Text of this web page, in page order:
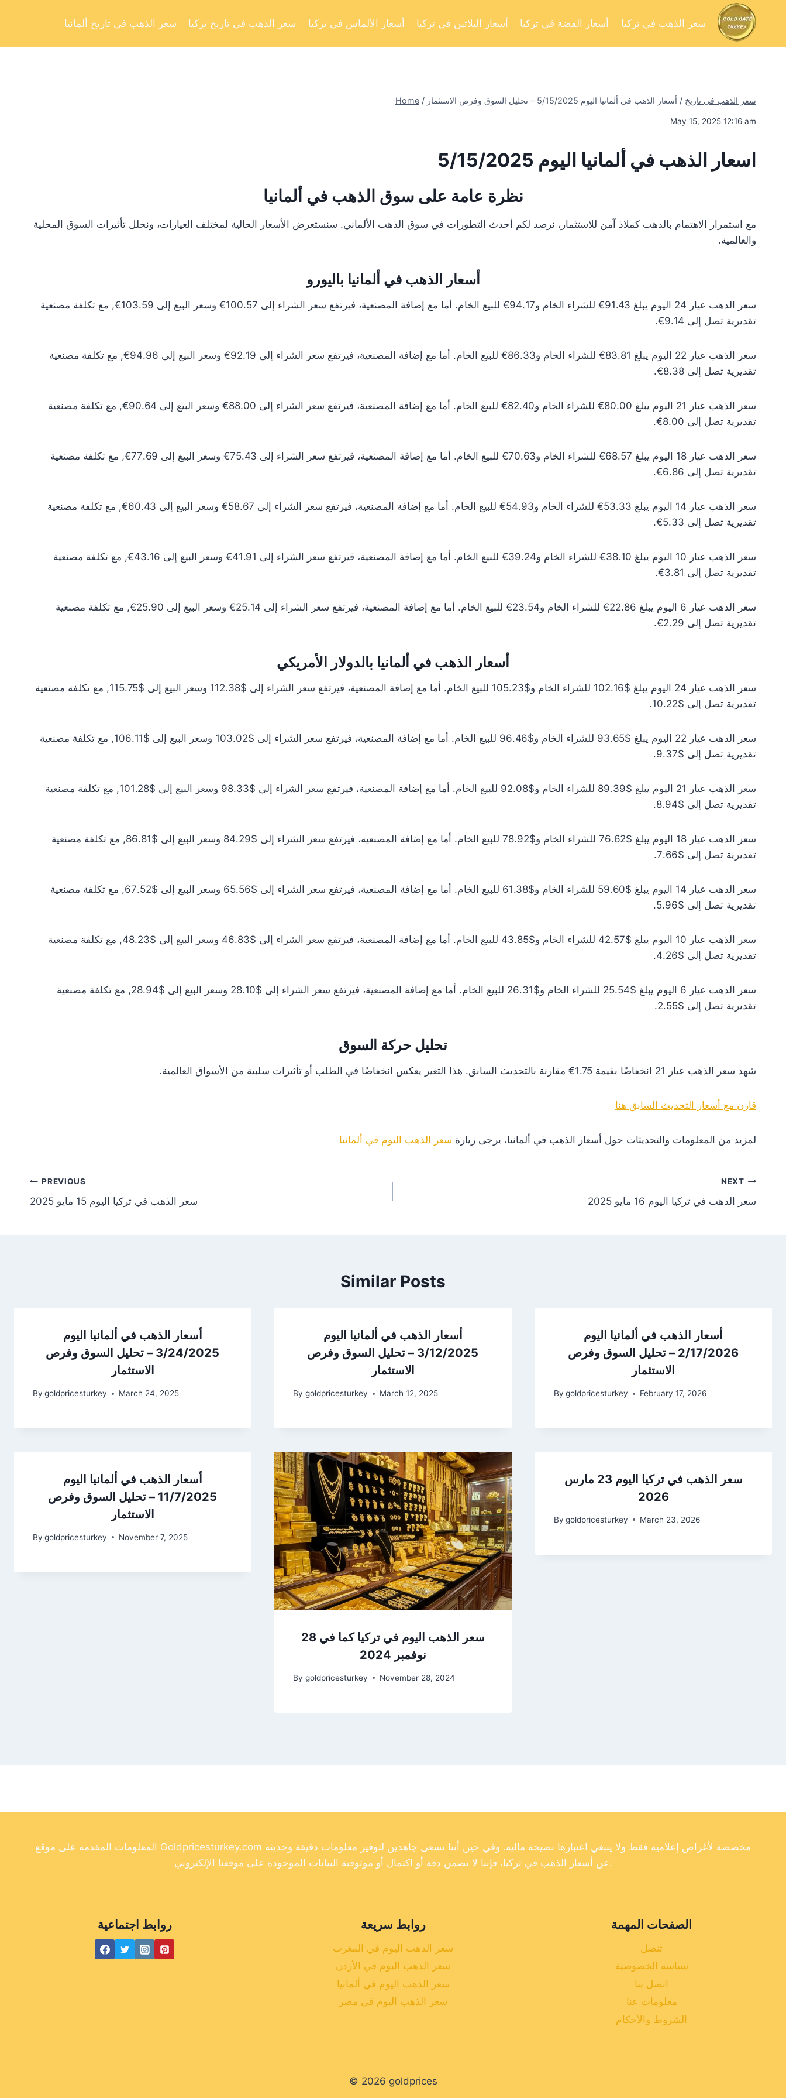
سعر الذهب في تاريخ ألمانيا سعر الذهب في تاريخ تركيا أسعار الألماس في تركيا أسعار البلاتين في تركيا أسعار الفضة في تركيا سعر الذهب في تركيا
Home / سعر الذهب في تاريخ / أسعار الذهب في ألمانيا اليوم 5/15/2025 – تحليل السوق وفرص الاستثمار
May 15, 2025 12:16 am
اسعار الذهب في ألمانيا اليوم 5/15/2025
نظرة عامة على سوق الذهب في ألمانيا
مع استمرار الاهتمام بالذهب كملاذ آمن للاستثمار، نرصد لكم أحدث التطورات في سوق الذهب الألماني. سنستعرض الأسعار الحالية لمختلف العيارات، ونحلل تأثيرات السوق المحلية
والعالمية.
أسعار الذهب في ألمانيا باليورو
سعر الذهب عيار 24 اليوم يبلغ 91.43€ للشراء الخام و94.17€ للبيع الخام. أما مع إضافة المصنعية، فيرتفع سعر الشراء إلى 100.57€ وسعر البيع إلى 103.59€, مع تكلفة مصنعية
تقديرية تصل إلى 9.14€.
سعر الذهب عيار 22 اليوم يبلغ 83.81€ للشراء الخام و86.33€ للبيع الخام. أما مع إضافة المصنعية، فيرتفع سعر الشراء إلى 92.19€ وسعر البيع إلى 94.96€, مع تكلفة مصنعية
تقديرية تصل إلى 8.38€.
سعر الذهب عيار 21 اليوم يبلغ 80.00€ للشراء الخام و82.40€ للبيع الخام. أما مع إضافة المصنعية، فيرتفع سعر الشراء إلى 88.00€ وسعر البيع إلى 90.64€, مع تكلفة مصنعية
تقديرية تصل إلى 8.00€.
سعر الذهب عيار 18 اليوم يبلغ 68.57€ للشراء الخام و70.63€ للبيع الخام. أما مع إضافة المصنعية، فيرتفع سعر الشراء إلى 75.43€ وسعر البيع إلى 77.69€, مع تكلفة مصنعية
تقديرية تصل إلى 6.86€.
سعر الذهب عيار 14 اليوم يبلغ 53.33€ للشراء الخام و54.93€ للبيع الخام. أما مع إضافة المصنعية، فيرتفع سعر الشراء إلى 58.67€ وسعر البيع إلى 60.43€, مع تكلفة مصنعية
تقديرية تصل إلى 5.33€.
سعر الذهب عيار 10 اليوم يبلغ 38.10€ للشراء الخام و39.24€ للبيع الخام. أما مع إضافة المصنعية، فيرتفع سعر الشراء إلى 41.91€ وسعر البيع إلى 43.16€, مع تكلفة مصنعية
تقديرية تصل إلى 3.81€.
سعر الذهب عيار 6 اليوم يبلغ 22.86€ للشراء الخام و23.54€ للبيع الخام. أما مع إضافة المصنعية، فيرتفع سعر الشراء إلى 25.14€ وسعر البيع إلى 25.90€, مع تكلفة مصنعية
تقديرية تصل إلى 2.29€.
أسعار الذهب في ألمانيا بالدولار الأمريكي
سعر الذهب عيار 24 اليوم يبلغ $102.16 للشراء الخام و$105.23 للبيع الخام. أما مع إضافة المصنعية، فيرتفع سعر الشراء إلى $112.38 وسعر البيع إلى $115.75, مع تكلفة مصنعية
تقديرية تصل إلى $10.22.
سعر الذهب عيار 22 اليوم يبلغ $93.65 للشراء الخام و$96.46 للبيع الخام. أما مع إضافة المصنعية، فيرتفع سعر الشراء إلى $103.02 وسعر البيع إلى $106.11, مع تكلفة مصنعية
تقديرية تصل إلى $9.37.
سعر الذهب عيار 21 اليوم يبلغ $89.39 للشراء الخام و$92.08 للبيع الخام. أما مع إضافة المصنعية، فيرتفع سعر الشراء إلى $98.33 وسعر البيع إلى $101.28, مع تكلفة مصنعية
تقديرية تصل إلى $8.94.
سعر الذهب عيار 18 اليوم يبلغ $76.62 للشراء الخام و$78.92 للبيع الخام. أما مع إضافة المصنعية، فيرتفع سعر الشراء إلى $84.29 وسعر البيع إلى $86.81, مع تكلفة مصنعية
تقديرية تصل إلى $7.66.
سعر الذهب عيار 14 اليوم يبلغ $59.60 للشراء الخام و$61.38 للبيع الخام. أما مع إضافة المصنعية، فيرتفع سعر الشراء إلى $65.56 وسعر البيع إلى $67.52, مع تكلفة مصنعية
تقديرية تصل إلى $5.96.
سعر الذهب عيار 10 اليوم يبلغ $42.57 للشراء الخام و$43.85 للبيع الخام. أما مع إضافة المصنعية، فيرتفع سعر الشراء إلى $46.83 وسعر البيع إلى $48.23, مع تكلفة مصنعية
تقديرية تصل إلى $4.26.
سعر الذهب عيار 6 اليوم يبلغ $25.54 للشراء الخام و$26.31 للبيع الخام. أما مع إضافة المصنعية، فيرتفع سعر الشراء إلى $28.10 وسعر البيع إلى $28.94, مع تكلفة مصنعية
تقديرية تصل إلى $2.55.
تحليل حركة السوق
شهد سعر الذهب عيار 21 انخفاضًا بقيمة 1.75€ مقارنة بالتحديث السابق. هذا التغير يعكس انخفاضًا في الطلب أو تأثيرات سلبية من الأسواق العالمية.
قارن مع أسعار التحديث السابق هنا
لمزيد من المعلومات والتحديثات حول أسعار الذهب في ألمانيا، يرجى زيارة سعر الذهب اليوم في ألمانيا
PREVIOUS
سعر الذهب في تركيا اليوم 15 مايو 2025
NEXT
سعر الذهب في تركيا اليوم 16 مايو 2025
Similar Posts
أسعار الذهب في ألمانيا اليوم
3/24/2025 – تحليل السوق وفرص
الاستثمار
By goldpricesturkey March 24, 2025
أسعار الذهب في ألمانيا اليوم
3/12/2025 – تحليل السوق وفرص
الاستثمار
By goldpricesturkey March 12, 2025
أسعار الذهب في ألمانيا اليوم
2/17/2026 – تحليل السوق وفرص
الاستثمار
By goldpricesturkey February 17, 2026
أسعار الذهب في ألمانيا اليوم
11/7/2025 – تحليل السوق وفرص
الاستثمار
By goldpricesturkey November 7, 2025
سعر الذهب اليوم في تركيا كما في 28
نوفمبر 2024
By goldpricesturkey November 28, 2024
سعر الذهب في تركيا اليوم 23 مارس
2026
By goldpricesturkey March 23, 2026
المعلومات المقدمة على موقع Goldpricesturkey.com مخصصة لأغراض إعلامية فقط ولا ينبغي اعتبارها نصيحة مالية. وفي حين أننا نسعى جاهدين لتوفير معلومات دقيقة وحديثة
عن أسعار الذهب في تركيا، فإننا لا نضمن دقة أو اكتمال أو موثوقية البيانات الموجودة على موقعنا الإلكتروني.
روابط اجتماعية روابط سريعة
سعر الذهب اليوم في المغرب
سعر الذهب اليوم في الأردن
سعر الذهب اليوم في ألمانيا
سعر الذهب اليوم في مصر
الصفحات المهمة
تنصل
سياسة الخصوصية
اتصل بنا
معلومات عنا
الشروط والأحكام
© 2026 goldprices